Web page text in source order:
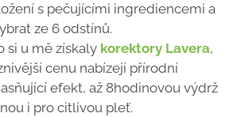
s pečujícími ingrediencemi a
ze 6 odstínů.
si u mě získaly korektory Lavera,
cenu nabízejí přírodní
efekt, až 8hodinovou výdrž
i pro citlivou pleť.